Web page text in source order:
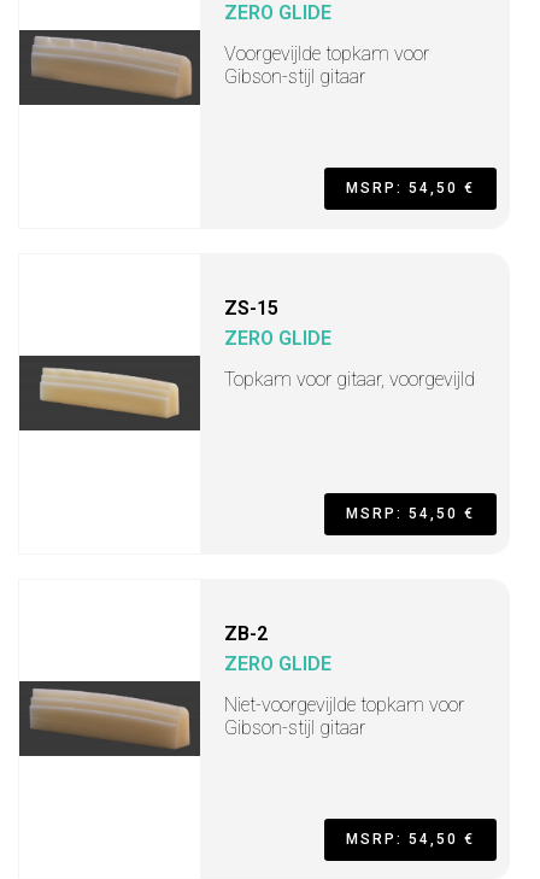
ZERO GLIDE
Voorgevijlde topkam voor
Gibson-stijl gitaar
MSRP: 54,50 €
ZS-15
ZERO GLIDE
Topkam voor gitaar, voorgevijld
MSRP: 54,50 €
ZB-2
ZERO GLIDE
Niet-voorgevijlde topkam voor
Gibson-stijl gitaar
MSRP: 54,50 €